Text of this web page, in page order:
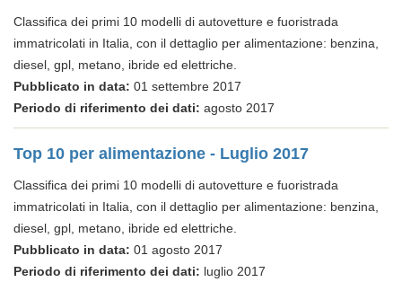
Classifica dei primi 10 modelli di autovetture e fuoristrada
immatricolati in Italia, con il dettaglio per alimentazione: benzina,
diesel, gpl, metano, ibride ed elettriche.
Pubblicato in data: 01 settembre 2017
Periodo di riferimento dei dati: agosto 2017
Top 10 per alimentazione - Luglio 2017
Classifica dei primi 10 modelli di autovetture e fuoristrada
immatricolati in Italia, con il dettaglio per alimentazione: benzina,
diesel, gpl, metano, ibride ed elettriche.
Pubblicato in data: 01 agosto 2017
Periodo di riferimento dei dati: luglio 2017